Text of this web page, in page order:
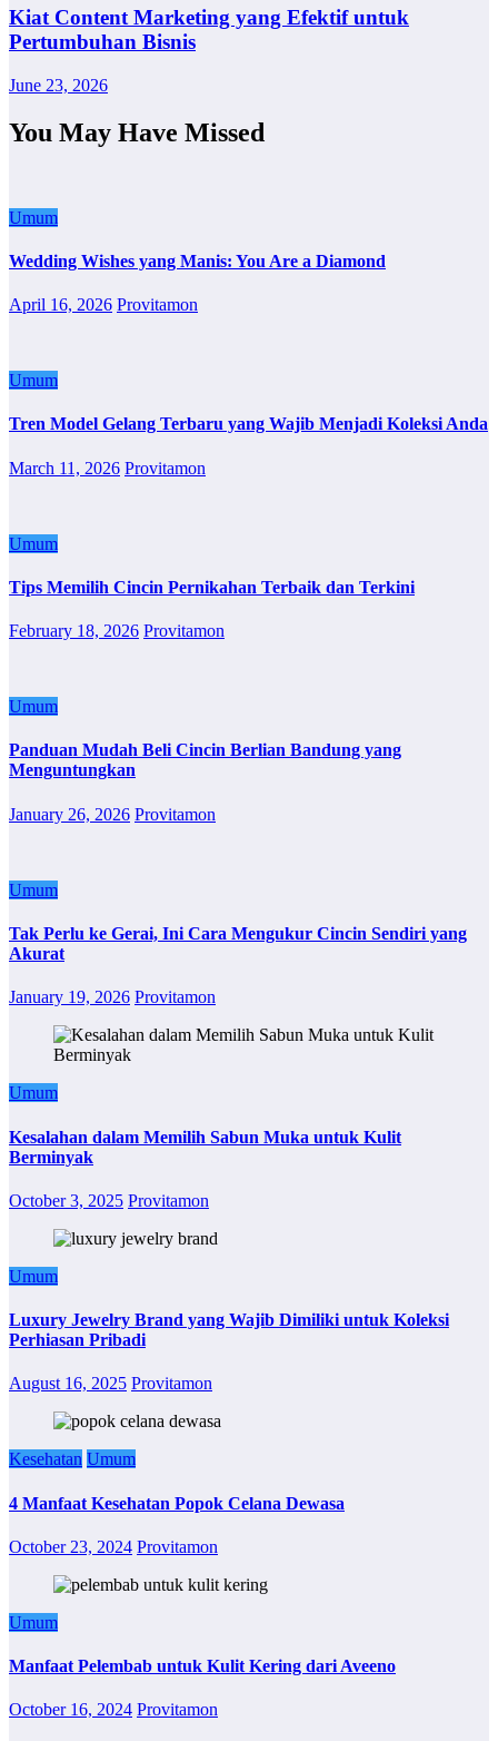
Kiat Content Marketing yang Efektif untuk
Pertumbuhan Bisnis
June 23, 2026
You May Have Missed
Umum
Wedding Wishes yang Manis: You Are a Diamond
April 16, 2026 Provitamon
Umum
Tren Model Gelang Terbaru yang Wajib Menjadi Koleksi Anda
March 11, 2026 Provitamon
Umum
Tips Memilih Cincin Pernikahan Terbaik dan Terkini
February 18, 2026 Provitamon
Umum
Panduan Mudah Beli Cincin Berlian Bandung yang
Menguntungkan
January 26, 2026 Provitamon
Umum
Tak Perlu ke Gerai, Ini Cara Mengukur Cincin Sendiri yang
Akurat
January 19, 2026 Provitamon
Umum
Kesalahan dalam Memilih Sabun Muka untuk Kulit
Berminyak
October 3, 2025 Provitamon
Umum
Luxury Jewelry Brand yang Wajib Dimiliki untuk Koleksi
Perhiasan Pribadi
August 16, 2025 Provitamon
Kesehatan Umum
4 Manfaat Kesehatan Popok Celana Dewasa
October 23, 2024 Provitamon
Umum
Manfaat Pelembab untuk Kulit Kering dari Aveeno
October 16, 2024 Provitamon